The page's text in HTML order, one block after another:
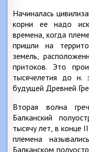
Начиналась
корни ее надо
времена, когда
пришли на
земель,
притоков. Это
тысячелетия до н.
будущей Древней
Вторая волна
Балканский
тысячу лет, в конце
племена
Балканском